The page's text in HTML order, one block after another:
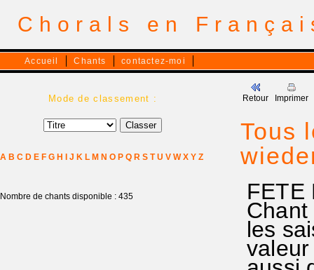
Chorals en
Accueil Chants contactez-moi
Mode de classement :
A B C D E F G H J K L M N O P Q R S T U V W X Y Z
Nombre de chants disponible : 435
Retour Imprimer
Tous
FETE
les